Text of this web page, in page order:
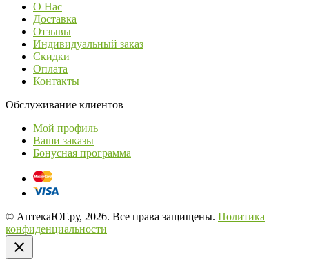
О Нас
Доставка
Отзывы
Индивидуальный заказ
Скидки
Оплата
Контакты
Обслуживание клиентов
Мой профиль
Ваши заказы
Бонусная программа
© АптекаЮГ.ру, 2026. Все права защищены. Политика
конфиденциальности